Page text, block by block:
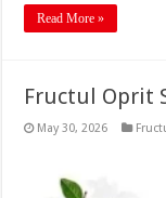
Read More »
Fructul Oprit
May 30, 2026